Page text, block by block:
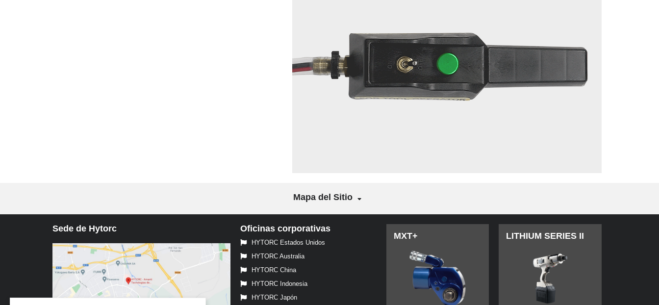
Mapa del Sitio
Sede de Hytorc Oficinas corporativas
HYTORC Estados Unidos
HYTORC Australia
HYTORC China
HYTORC Indonesia
HYTORC Japón
MXT+ LITHIUM SERIES II